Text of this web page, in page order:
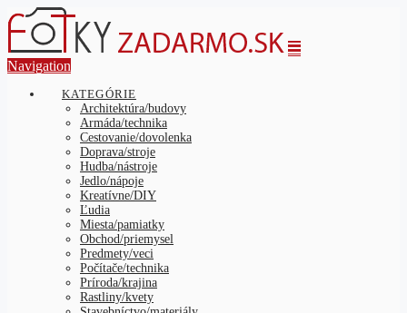
Navigation
KATEGÓRIE
Architektúra/budovy
Armáda/technika
Cestovanie/dovolenka
Doprava/stroje
Hudba/nástroje
Jedlo/nápoje
Kreatívne/DIY
Ľudia
Miesta/pamiatky
Obchod/priemysel
Predmety/veci
Počítače/technika
Príroda/krajina
Rastliny/kvety